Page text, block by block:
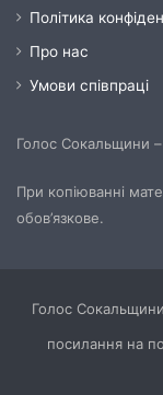
Політика
Про нас
Умови співпраці
Голос Сокальщини –
При копіюванні
обов’язкове.
Голос
посилання на